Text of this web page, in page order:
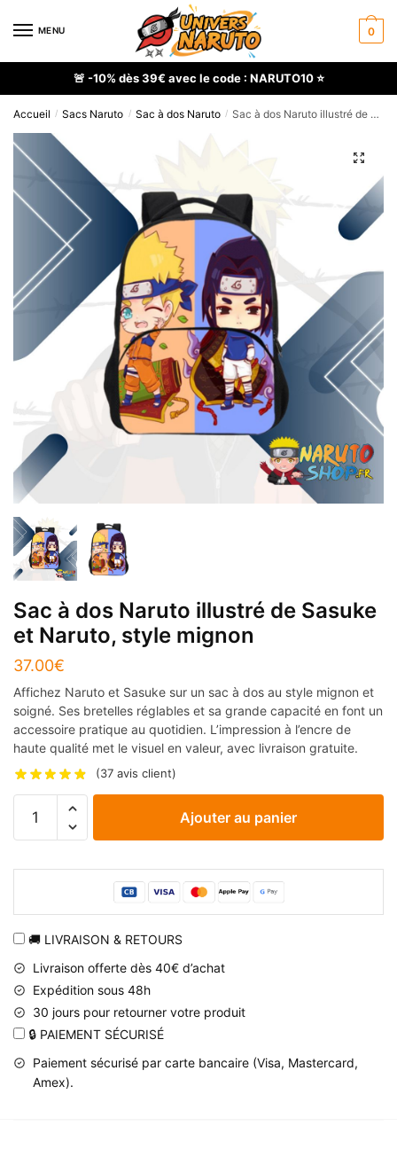
MENU 0
🚨 -10% dès 39€ avec le code : NARUTO10 ⭐
Accueil / Sacs Naruto / Sac à dos Naruto / Sac à dos Naruto illustré de Sasuke et Naruto, style mignon
🔍
Sac à dos Naruto illustré de Sasuke
et Naruto, style mignon
37.00€
Affichez Naruto et Sasuke sur un sac à dos au style mignon et
soigné. Ses bretelles réglables et sa grande capacité en font un
accessoire pratique au quotidien. L’impression à l’encre de
haute qualité met le visuel en valeur, avec livraison gratuite.
(37 avis client)
à
Naruto
illustré
Sasuke
et
Naruto,
style
mignon
Ajouter au panier
🚚 LIVRAISON & RETOURS
Livraison offerte dès 40€ d’achat
Expédition sous 48h
30 jours pour retourner votre produit
🔒 PAIEMENT SÉCURISÉ
Paiement sécurisé par carte bancaire (Visa, Mastercard,
Amex).